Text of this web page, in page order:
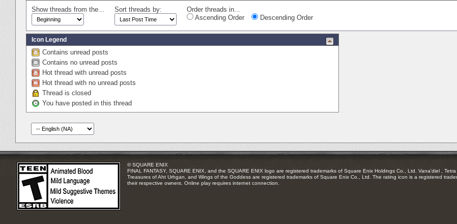
Show threads from the... Sort threads by:
Order threads in...
Ascending Order
Descending Order
Icon Legend
Contains unread posts
Contains no unread posts
Hot thread with unread posts
Hot thread with no unread posts
Thread is closed
You have posted in this thread
© SQUARE ENIX
FINAL FANTASY, SQUARE ENIX, and the SQUARE ENIX logo are registered trademarks of Square Enix Holdings Co., Ltd. Vana'diel ,
Treasures of Aht Urhgan, and Wings of the Goddess are registered trademarks of Square Enix Co., Ltd. The rating icon is a registered
their respective owners. Online play requires internet connection.